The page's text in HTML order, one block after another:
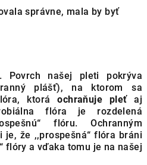
správne, mala by byť
Povrch našej pleti pokrýva
plášť), na ktorom sa
ktoráochraňuje pleťaj
flóra je rozdelená
flóru. Ochranným
je, že ,,prospešná“ flóra bráni
flóry a vďaka tomu je na našej